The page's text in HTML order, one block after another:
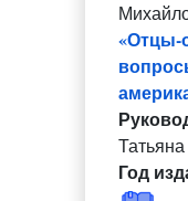
«Отцы-
Год